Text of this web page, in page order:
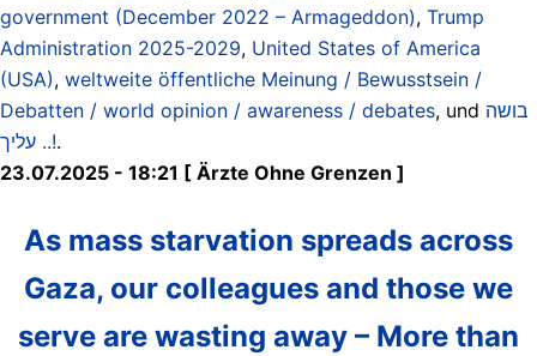
government (December 2022 – Armageddon), Trump
Administration 2025-2029, United States of America
(USA), weltweite öffentliche Meinung / Bewusstsein /
Debatten / world opinion / awareness / debates, und בושה
.. עליך!.
23.07.2025 - 18:21 [ Ärzte Ohne Grenzen ]
As mass starvation spreads across
Gaza, our colleagues and those we
serve are wasting away – More than